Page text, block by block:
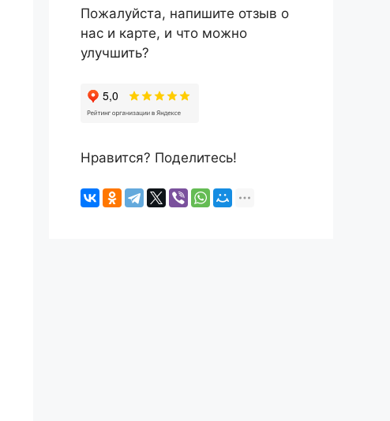
Пожалуйста, напишите отзыв о
нас и карте, и что можно
улучшить?
Нравится? Поделитесь!